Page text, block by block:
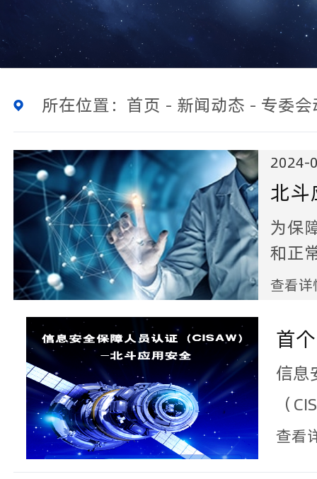
所在位置： 首页 - 新闻动态 - 专委
2024-
北斗
上线
护
为保
和正
尽全
规要
或下
中心
隐
业务
查看详
首
员
信息
（
培训
班
查看